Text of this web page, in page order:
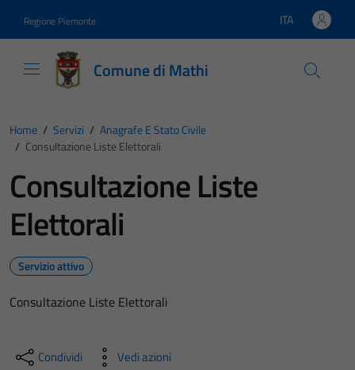
Regione Piemonte Lingua attiva:
ITA
Comune di Mathi
Home / Servizi / Anagrafe E Stato Civile
/ Consultazione Liste Elettorali
Consultazione Liste
Elettorali
Servizio attivo
Consultazione Liste Elettorali
Condividi Vedi azioni